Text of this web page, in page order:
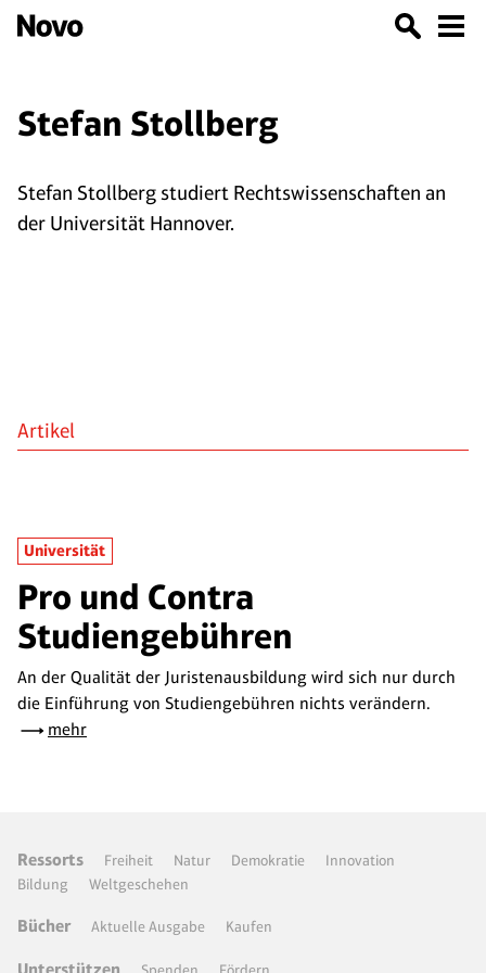
Stefan Stollberg
Stefan Stollberg studiert Rechtswissenschaften an
der Universität Hannover.
Artikel
Universität
Pro und Contra
Studiengebühren
An der Qualität der Juristenausbildung wird sich nur durch
die Einführung von Studiengebühren nichts verändern.
mehr
Ressorts Freiheit Natur Demokratie
Innovation
Bildung
Weltgeschehen
Bücher Aktuelle Ausgabe Kaufen